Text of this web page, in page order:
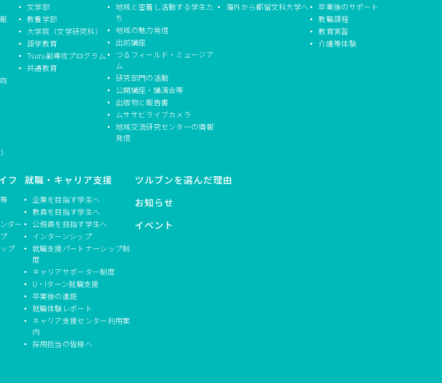
文学部
教養学部
大学院（文学研究科）
語学教育
Tsuru副専攻プログラム
共通教育
地域と密着し活動する学生た
ち
地域の魅力発信
出前講座
つるフィールド・ミュージア
ム
研究部門の活動
公開講座・講演会等
出版物と報告書
ムササビライブカメラ
地域交流研究センターの情報
発信
海外から都留文科大学へ
卒業後のサポート
教職課程
教育実習
介護等体験
フ
ダー
プ
就職・キャリア支援
企業を目指す学生へ
教員を目指す学生へ
公務員を目指す学生へ
インターンシップ
就職支援パートナーシップ制
度
キャリアサポーター制度
U・Iターン就職支援
卒業後の進路
就職体験レポート
キャリア支援センター利用案
内
採用担当の皆様へ
ツルブンを選んだ理由
お知らせ
イベント